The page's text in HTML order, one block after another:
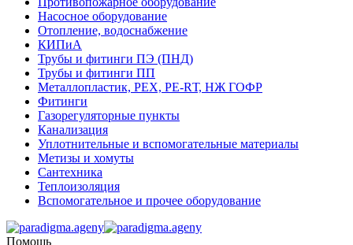
Насосное оборудование
Отопление, водоснабжение
КИПиА
Трубы и фитинги ПЭ (ПНД)
Трубы и фитинги ПП
Металлопластик, РЕХ, РЕ-RТ, НЖ ГОФР
Фитинги
Газорегуляторные пункты
Канализация
Уплотнительные и вспомогательные материалы
Метизы и хомуты
Сантехника
Теплоизоляция
Вспомогательное и прочее оборудование
Помощь